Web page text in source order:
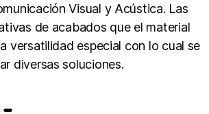
Visual y Acústica. Las
de acabados que el material
versatilidad especial con lo cual se
diversas soluciones.